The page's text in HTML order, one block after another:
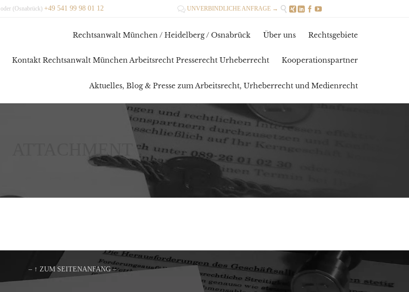
oder (Osnabrück) +49 541 99 98 01 12  UNVERBINDLICHE ANFRAGE →     
Rechtsanwalt München / Heidelberg / Osnabrück Über uns Rechtsgebiete
Kontakt Rechtsanwalt München Arbeitsrecht Presserecht Urheberrecht Kooperationspartner
Aktuelles, Blog & Presse zum Arbeitsrecht, Urheberrecht und Medienrecht
ATTACHMENT
– ↑ ZUM SEITENANFANG –